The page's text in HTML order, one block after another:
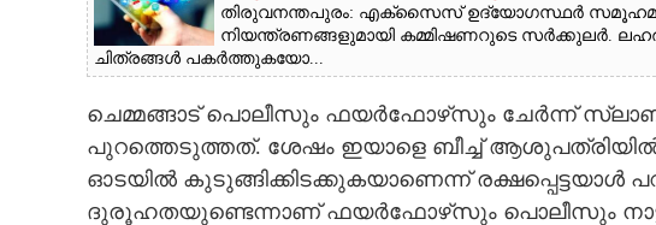
CONTACT US
തിരുവനന്തപുരം: എക്സൈസ് ഉദ്യോഗസ്ഥർ
നിയന്ത്രണങ്ങളുമായി കമ്മിഷണറുടെ സർക്കുലർ.
ചിത്രങ്ങൾ പകർത്തുകയോ...
ചെമ്മങ്ങാട് പൊലീസും ഫയർഫോഴ്‌സും ചേർന്ന്
പുറത്തെടുത്തത്. ശേഷം ഇയാളെ ബീച്ച് ആശുപത്രിയിൽ
ഓടയിൽ കുടുങ്ങിക്കിടക്കുകയാണെന്ന്
ദുരൂഹതയുണ്ടെന്നാണ് ഫയർഫോഴ്‌സും പൊലീസും